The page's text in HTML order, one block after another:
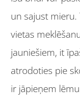
un sajust mieru.
vietas
jauniešiem, it
atrodoties pie
ir jāpieņem